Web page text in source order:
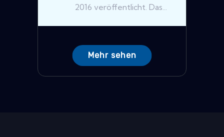
2016 veröffentlicht. Das...
Mehr sehen